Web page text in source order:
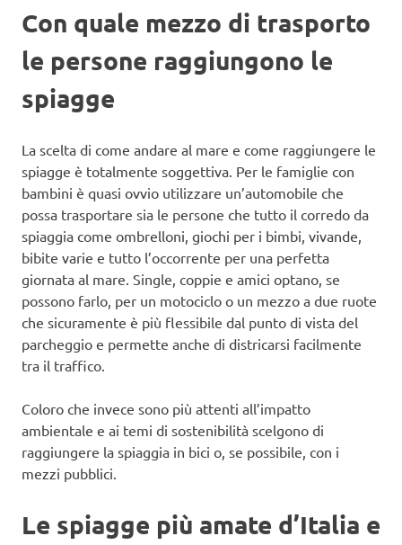
Con quale mezzo di trasporto
le persone raggiungono le
spiagge
La scelta di come andare al mare e come raggiungere le
spiagge è totalmente soggettiva. Per le famiglie con
bambini è quasi ovvio utilizzare un’automobile che
possa trasportare sia le persone che tutto il corredo da
spiaggia come ombrelloni, giochi per i bimbi, vivande,
bibite varie e tutto l’occorrente per una perfetta
giornata al mare. Single, coppie e amici optano, se
possono farlo, per un motociclo o un mezzo a due ruote
che sicuramente è più flessibile dal punto di vista del
parcheggio e permette anche di districarsi facilmente
tra il traffico.
Coloro che invece sono più attenti all’impatto
ambientale e ai temi di sostenibilità scelgono di
raggiungere la spiaggia in bici o, se possibile, con i
mezzi pubblici.
Le spiagge più amate d’Italia e